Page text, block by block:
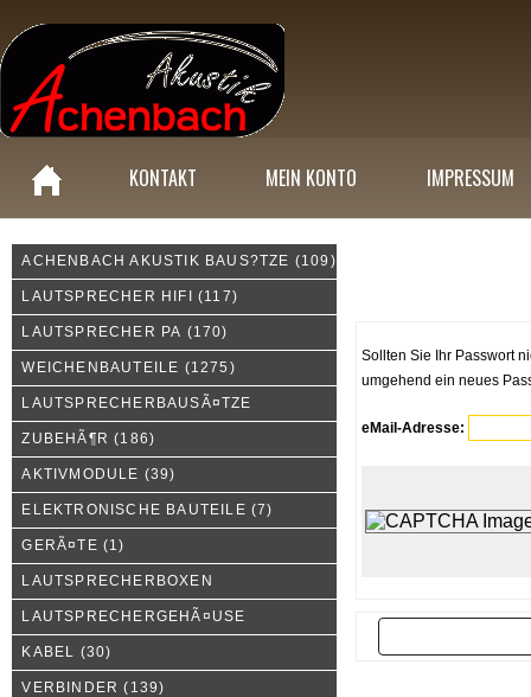
KONTAKT MEIN KONTO IMPRESSUM
ACHENBACH AKUSTIK BAUS?TZE (109)
LAUTSPRECHER HIFI (117)
LAUTSPRECHER PA (170)
WEICHENBAUTEILE (1275)
LAUTSPRECHERBAUSÃ¤TZE
ZUBEHÃ¶R (186)
AKTIVMODULE (39)
ELEKTRONISCHE BAUTEILE (7)
GERÃ¤TE (1)
LAUTSPRECHERBOXEN
LAUTSPRECHERGEHÃ¤USE
KABEL (30)
VERBINDER (139)
Sollten Sie Ihr Passwort
umgehend ein neues
eMail-Adresse: